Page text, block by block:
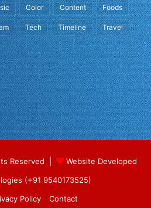
Color Content Foods
Tech Timeline Travel
Reserved |
Website Developed
(+91 9540173525)
Policy Contact